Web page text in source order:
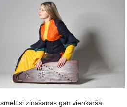
zināšanas gan vienkāršā